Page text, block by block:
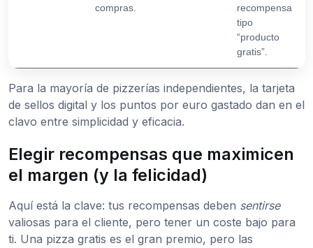
compras.
recompensa
tipo
“producto
gratis”.
Para la mayoría de pizzerías independientes, la tarjeta
de sellos digital y los puntos por euro gastado dan en el
clavo entre simplicidad y eficacia.
Elegir recompensas que maximicen
el margen (y la felicidad)
Aquí está la clave: tus recompensas deben sentirse
valiosas para el cliente, pero tener un coste bajo para
ti. Una pizza gratis es el gran premio, pero las